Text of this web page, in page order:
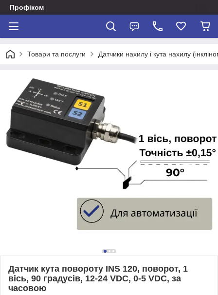
Профіком
Товари та послуги Датчики нахилу і кута нахилу
Датчик кута повороту INS 120, поворот, 1
вісь, 90 градусів, 12-24 VDC, 0-5 VDC, за
часовою